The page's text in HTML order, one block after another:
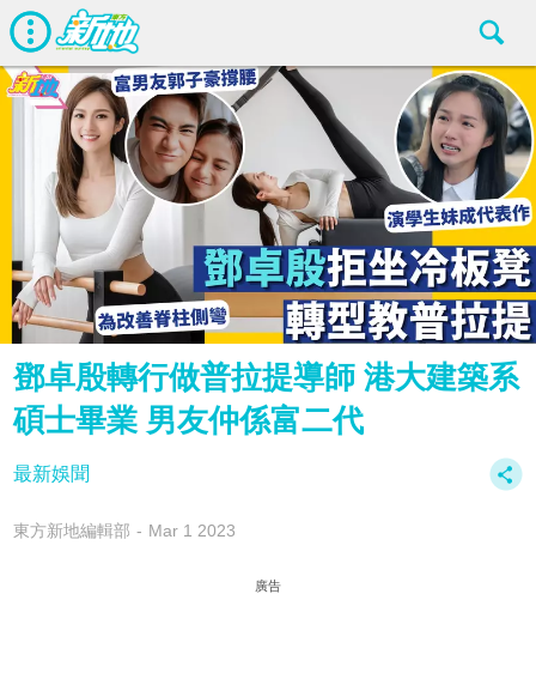
鄧卓殷轉行做普拉提導師 港大建築系
碩士畢業 男友仲係富二代
最新娛聞
東方新地編輯部 Mar 1 2023
廣告